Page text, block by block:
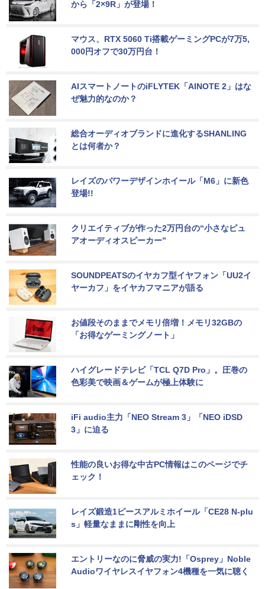
から「2×9R」が登場！
マウス、RTX 5060 Ti搭載ゲーミングPCが7万5,
000円オフで30万円台！
AIスマートノートのiFLYTEK「AINOTE 2」はな
ぜ魅力的なのか？
総合オーディオブランドに進化するSHANLING
とは何者か？
レイズのパワーデザインホイール「M6」に新色
登場!!
クリエイティブが作った2万円台の“小さなピュ
アオーディオスピーカー”
SOUNDPEATSのイヤカフ型イヤフォン「UU2イ
ヤーカフ」をイヤカフマニアが語る
お値段そのままでメモリ倍増！メモリ32GBの
「お得なゲーミングノート」
ハイグレードテレビ「TCL Q7D Pro」。圧巻の
色彩美で映画＆ゲームが極上体験に
iFi audio主力「NEO Stream 3」「NEO iDSD
3」に迫る
性能の良いお得な中古PC情報はこのページでチ
ェック！
レイズ鍛造1ピースアルミホイール「CE28 N-plu
s」軽量なままに剛性を向上
エントリーなのに脅威の実力!「Osprey」Noble
Audioワイヤレスイヤフォン4機種を一気に聴く